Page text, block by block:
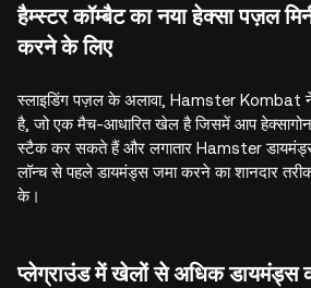
हैम्स्टर कॉम्बैट का नया हेक्सा पज़ल
करने के लिए
स्लाइडिंग पज़ल के अलावा, Hamster Kombat
है, जो एक मैच-आधारित खेल है जिसमें आप
स्टैक कर सकते हैं और लगातार Hamster
लॉन्च से पहले डायमंड्स जमा करने का शानदार
के।
प्लेग्राउंड में खेलों से अधिक डायमंड्स